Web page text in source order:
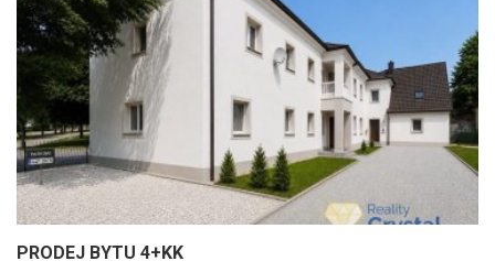
PRODEJ BYTU 4+KK